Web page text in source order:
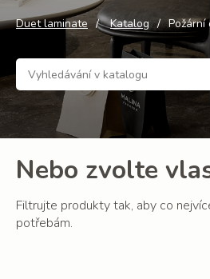
Duet laminate Katalog
Nebo zvolte
Filtrujte produkty tak, aby co
potřebám.